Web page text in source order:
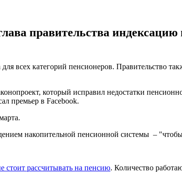
правительства
всех категорий пенсионеров. Правительство
который исправил недостатки
премьер в Facebook.
накопительной пенсионной системы –
стоит рассчитывать на пенсию. Количество